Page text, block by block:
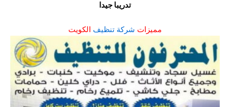
تدريبا جيدا
مميزات شركة تنظيف الكويت